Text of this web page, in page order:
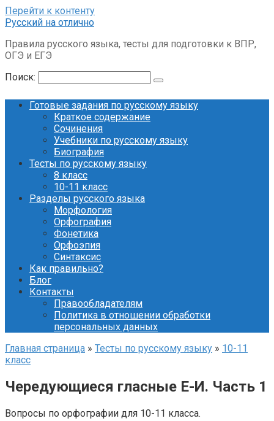
Перейти к контенту
Русский на отлично
Правила русского языка, тесты для подготовки к ВПР,
ОГЭ и ЕГЭ
Поиск:
Готовые задания по русскому языку
Краткое содержание
Сочинения
Учебники по русскому языку
Биография
Тесты по русскому языку
8 класс
10-11 класс
Разделы русского языка
Морфология
Орфография
Фонетика
Орфоэпия
Синтаксис
Как правильно?
Блог
Контакты
Правообладателям
Политика в отношении обработки
персональных данных
Главная страница » Тесты по русскому языку » 10-11
класс
Чередующиеся гласные Е-И. Часть 1
Вопросы по орфографии для 10-11 класса.